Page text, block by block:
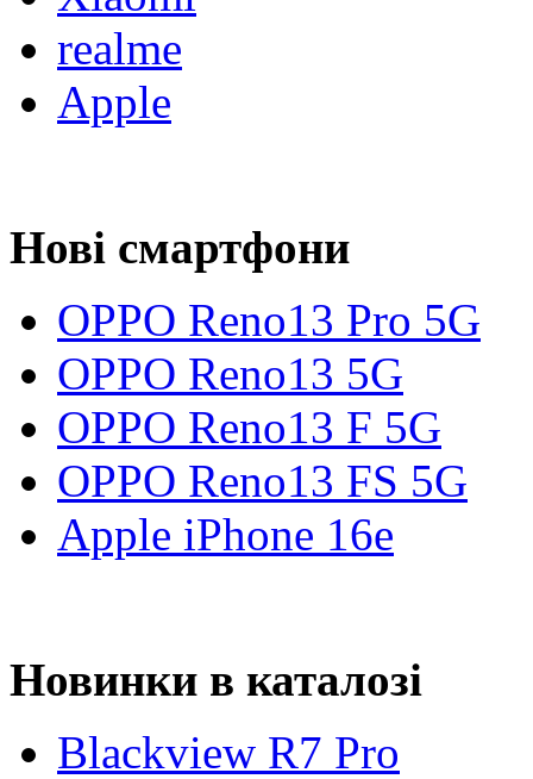
realme
Apple
Нові смартфони
OPPO Reno13 Pro 5G
OPPO Reno13 5G
OPPO Reno13 F 5G
OPPO Reno13 FS 5G
Apple iPhone 16e
Новинки в каталозі
Blackview R7 Pro